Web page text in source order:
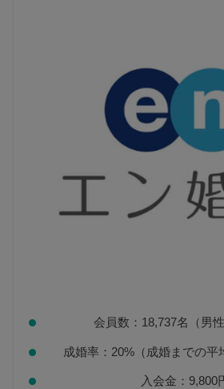
会員数：18,737名（男性
成婚率：20%（成婚までの平
入会金：9,800